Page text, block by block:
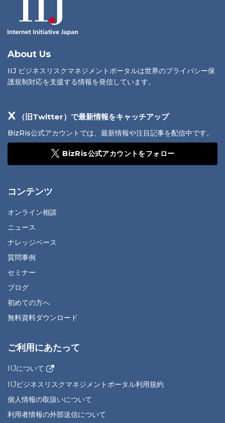
About Us
IIJ ビジネスリスクマネジメントポータルは世界のプライバシー保
護規制対応を支援する情報を発信しています。
X （旧Twitter）で最新情報をキャッチアップ
BizRis公式アカウントでは、最新情報や注目記事を配信中です。
BizRis公式アカウントをフォロー
コンテンツ
オンライン相談
ニュース
ナレッジベース
質問事例
セミナー
ブログ
初めての方へ
無料資料ダウンロード
ご利用にあたって
IIJについて
IIJビジネスリスクマネジメントポータル利用規約
個人情報の取扱いについて
利用者情報の外部送信について